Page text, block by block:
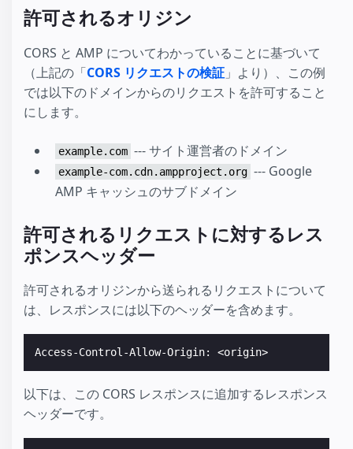
許可されるオリジン
CORS と AMP についてわかっていることに基づいて
（上記の「CORS リクエストの検証 」より）、この例
では以下のドメインからのリクエストを許可すること
にします。
example.com --- サイト運営者のドメイン
example-com.cdn.ampproject.org --- Google
AMP キャッシュのサブドメイン
許可されるリクエストに対するレス
ポンスヘッダー
許可されるオリジンから送られるリクエストについて
は、レスポンスには以下のヘッダーを含めます。
以下は、この CORS レスポンスに追加するレスポンス
ヘッダーです。